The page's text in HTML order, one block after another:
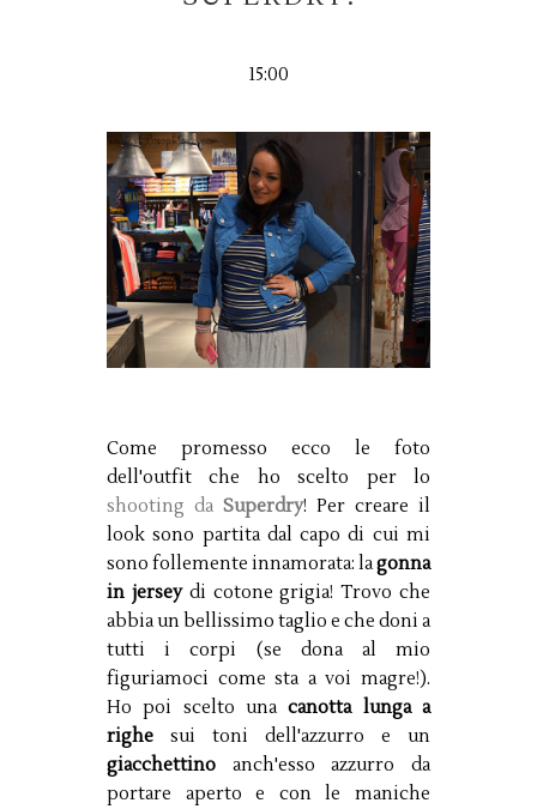
15:00
Come promesso ecco le foto
dell'outfit che ho scelto per lo
shooting da Superdry! Per creare il
look sono partita dal capo di cui mi
sono follemente innamorata: lagonna
in jerseydi cotone grigia! Trovo che
abbia un bellissimo taglio e che doni a
tutti i corpi (se dona al mio
figuriamoci come sta a voi magre!).
Ho poi scelto una canotta lunga a
righe sui toni dell'azzurro e un
giacchettino anch'esso azzurro da
portare aperto e con le maniche